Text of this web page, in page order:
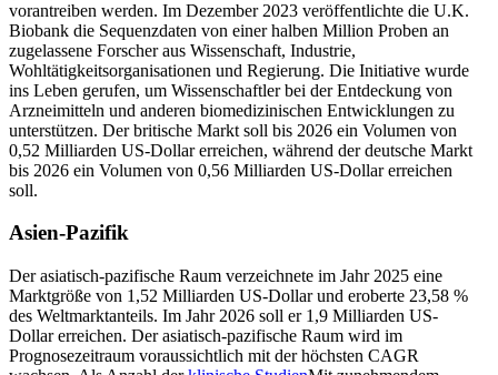
vorantreiben werden. Im Dezember 2023 veröffentlichte die U.K.
Biobank die Sequenzdaten von einer halben Million Proben an
zugelassene Forscher aus Wissenschaft, Industrie,
Wohltätigkeitsorganisationen und Regierung. Die Initiative wurde
ins Leben gerufen, um Wissenschaftler bei der Entdeckung von
Arzneimitteln und anderen biomedizinischen Entwicklungen zu
unterstützen. Der britische Markt soll bis 2026 ein Volumen von
0,52 Milliarden US-Dollar erreichen, während der deutsche Markt
bis 2026 ein Volumen von 0,56 Milliarden US-Dollar erreichen
soll.
Asien-Pazifik
Der asiatisch-pazifische Raum verzeichnete im Jahr 2025 eine
Marktgröße von 1,52 Milliarden US-Dollar und eroberte 23,58 %
des Weltmarktanteils. Im Jahr 2026 soll er 1,9 Milliarden US-
Dollar erreichen. Der asiatisch-pazifische Raum wird im
Prognosezeitraum voraussichtlich mit der höchsten CAGR